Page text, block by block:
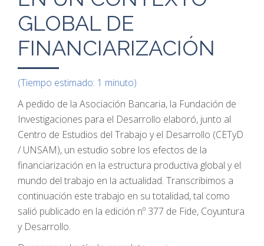
GLOBAL DE
FINANCIARIZACIÓN
(Tiempo estimado: 1 minuto)
A pedido de la Asociación Bancaria, la Fundación de
Investigaciones para el Desarrollo elaboró, junto al
Centro de Estudios del Trabajo y el Desarrollo (CETyD
/ UNSAM), un estudio sobre los efectos de la
financiarización en la estructura productiva global y el
mundo del trabajo en la actualidad. Transcribimos a
continuación este trabajo en su totalidad, tal como
salió publicado en la edición nº 377 de Fide, Coyuntura
y Desarrollo.